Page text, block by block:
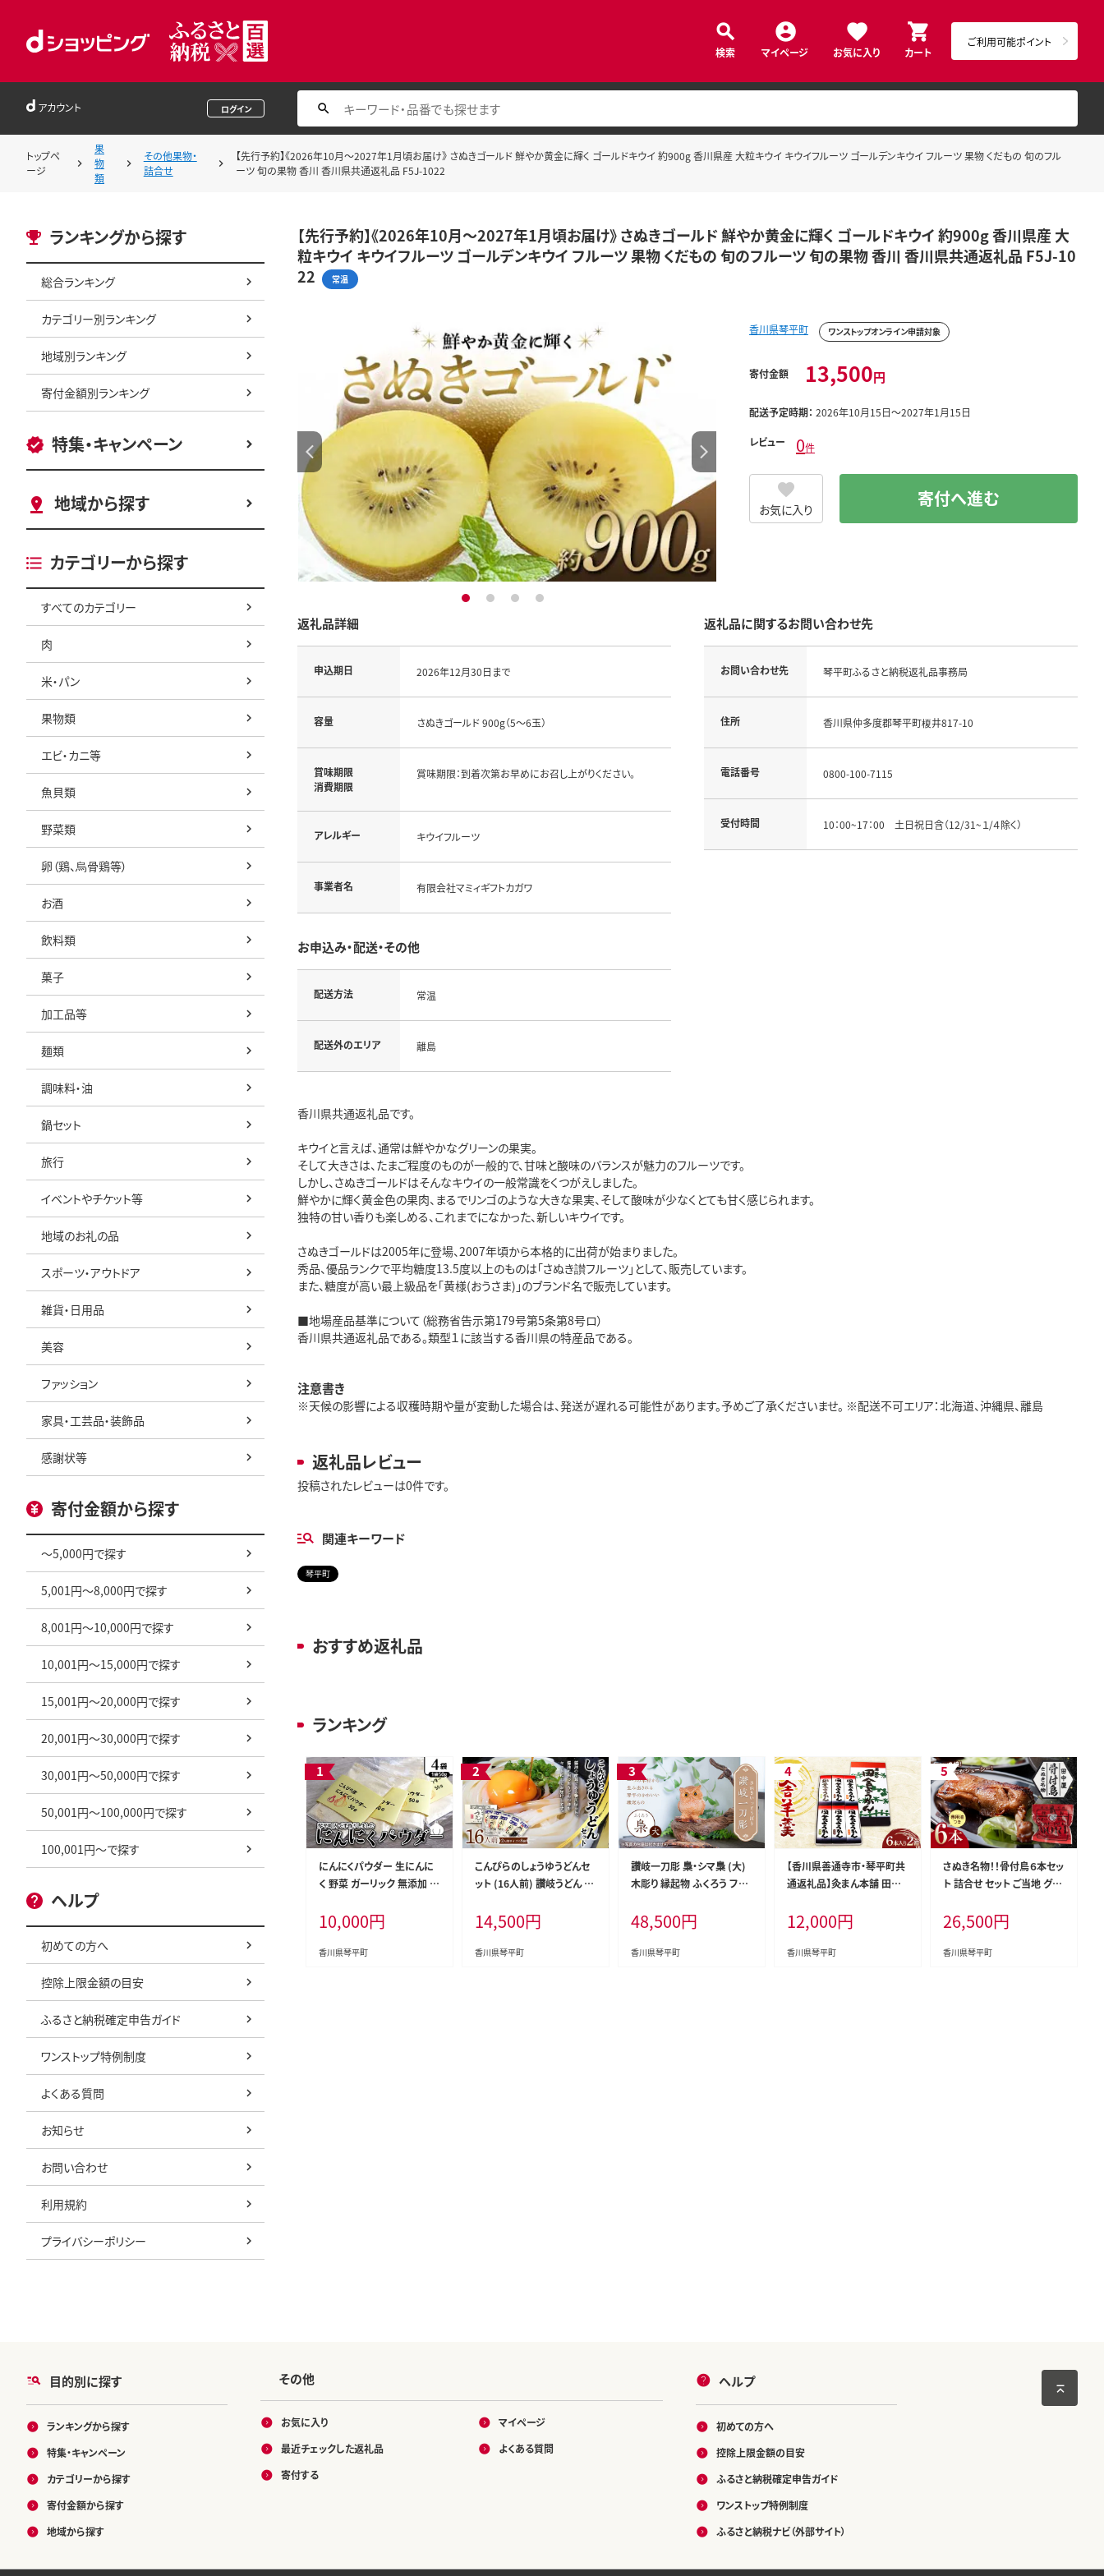
検索 マイページ お気に入り カート
ご利用可能ポイント
アカウント ログイン
トップペ
ージ
果
物
類
その他果物・
詰合せ
【先行予約】《2026年10月～2027年1月頃お届け》 さぬきゴールド 鮮やか黄金に輝く ゴールドキウイ 約900g 香川県産 大粒キウイ キウイフルーツ ゴールデンキウイ フルーツ 果物 くだもの 旬のフル
ーツ 旬の果物 香川 香川県共通返礼品 F5J-1022
ランキングから探す
総合ランキング
カテゴリー別ランキング
地域別ランキング
寄付金額別ランキング
特集・キャンペーン
地域から探す
カテゴリーから探す
すべてのカテゴリー
肉
米・パン
果物類
エビ・カニ等
魚貝類
野菜類
卵（鶏、烏骨鶏等）
お酒
飲料類
菓子
加工品等
麺類
調味料・油
鍋セット
旅行
イベントやチケット等
地域のお礼の品
スポーツ・アウトドア
雑貨・日用品
美容
ファッション
家具・工芸品・装飾品
感謝状等
寄付金額から探す
～5,000円で探す
5,001円～8,000円で探す
8,001円～10,000円で探す
10,001円～15,000円で探す
15,001円～20,000円で探す
20,001円～30,000円で探す
30,001円～50,000円で探す
50,001円～100,000円で探す
100,001円～で探す
ヘルプ
初めての方へ
控除上限金額の目安
ふるさと納税確定申告ガイド
ワンストップ特例制度
よくある質問
お知らせ
お問い合わせ
利用規約
プライバシーポリシー
【先行予約】《2026年10月～2027年1月頃お届け》 さぬきゴールド 鮮やか黄金に輝く ゴールドキウイ 約900g 香川県産 大
粒キウイ キウイフルーツ ゴールデンキウイ フルーツ 果物 くだもの 旬のフルーツ 旬の果物 香川 香川県共通返礼品 F5J-10
22
常温
1 2 3 4
香川県琴平町 ワンストップオンライン申請対象
寄付金額 13,500円
配送予定時期： 2026年10月15日～2027年1月15日
レビュー 0件
お気に入り 寄付へ進む
返礼品詳細
申込期日 2026年12月30日まで
容量 さぬきゴールド 900g（5～6玉）
賞味期限
消費期限
賞味期限：到着次第お早めにお召し上がりください。
アレルギー キウイフルーツ
事業者名 有限会社マミィギフトカガワ
お申込み・配送・その他
配送方法 常温
配送外のエリア 離島
返礼品に関するお問い合わせ先
お問い合わせ先 琴平町ふるさと納税返礼品事務局
住所 香川県仲多度郡琴平町榎井817-10
電話番号 0800-100-7115
受付時間 10：00~17：00 土日祝日含（12/31~１/４除く）
香川県共通返礼品です。
キウイと言えば、通常は鮮やかなグリーンの果実。
そして大きさは、たまご程度のものが一般的で、甘味と酸味のバランスが魅力のフルーツです。
しかし、さぬきゴールドはそんなキウイの一般常識をくつがえしました。
鮮やかに輝く黄金色の果肉、まるでリンゴのような大きな果実、そして酸味が少なくとても甘く感じられます。
独特の甘い香りも楽しめる、これまでになかった、新しいキウイです。
さぬきゴールドは2005年に登場、2007年頃から本格的に出荷が始まりました。
秀品、優品ランクで平均糖度13.5度以上のものは「さぬき讃フルーツ」として、販売しています。
また、糖度が高い最上級品を「黄様(おうさま)」のブランド名で販売しています。
■地場産品基準について（総務省告示第179号第5条第8号ロ）
香川県共通返礼品である。類型１に該当する香川県の特産品である。
注意書き
※天候の影響による収穫時期や量が変動した場合は、発送が遅れる可能性があります。予めご了承くださいませ。 ※配送不可エリア：北海道、沖縄県、離島
返礼品レビュー
投稿されたレビューは0件です。
関連キーワード
琴平町
おすすめ返礼品
ランキング
にんにくパウダー 生にんに
く 野菜 ガーリック 無添加 手
10,000円
香川県琴平町
こんぴらのしょうゆうどんセ
ット (16人前) 讃岐うどん セ
さぬきうどん つゆ付き しょう
ゆ つゆ 麺 うどんつゆ 食品
名産品 グルメ 四国 F5J-34
14,500円
香川県琴平町
讃岐一刀彫 梟・シマ梟 (大)
木彫り 縁起物 ふくろう フク
インテリア 動物 ギフト 贈り
物 名産 四国 F5J-455
48,500円
香川県琴平町
【香川県善通寺市・琴平町共
通返礼品】灸まん本舗 田舎
子 セット 詰合せ ようかん 羊
羹 小豆 ゆず 抹茶 ご当地 ス
イーツ 菓子 ギフト 贈り物 四
12,000円
香川県琴平町
さぬき名物！！骨付鳥６本セッ
ト 詰合せ セット ご当地 グル
チキン 鶏肉 鶏 とり 肉 焼き
鳥 さぬき 讃岐 国産 おつま
み おかず 四国 F5J-380
26,500円
香川県琴平町
目的別に探す
ランキングから探す
特集・キャンペーン
カテゴリーから探す
寄付金額から探す
地域から探す
その他
お気に入り
最近チェックした返礼品
寄付する
マイページ
よくある質問
ヘルプ
初めての方へ
控除上限金額の目安
ふるさと納税確定申告ガイド
ワンストップ特例制度
ふるさと納税ナビ（外部サイト）